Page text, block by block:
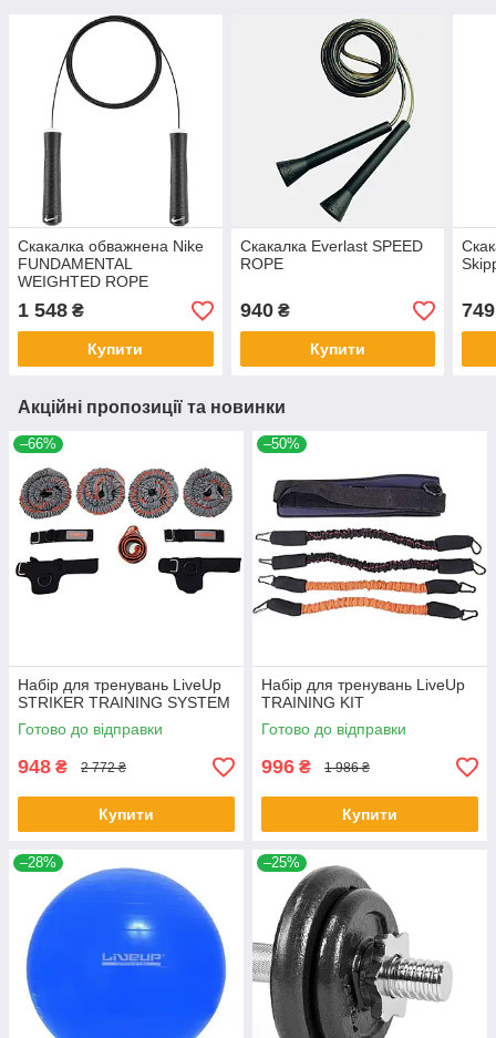
Скакалка обважнена Nike
FUNDAMENTAL
WEIGHTED ROPE
1 548 ₴
Купити
Скакалка Everlast SPEED
ROPE
940₴
Купити
749
Акційні пропозиції та новинки
–66%
Набiр для тренувань LiveUp
STRIKER TRAINING SYSTEM
Готово до відправки
948 ₴ 2 772 ₴
Купити
–50%
Набір для тренувань LiveUp
TRAINING KIT
Готово до відправки
996 ₴ 1 986 ₴
Купити
–28% –25%